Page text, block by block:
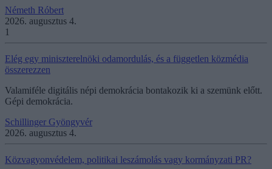
Németh Róbert
2026. augusztus 4.
1
Elég egy miniszterelnöki odamordulás, és a független közmédia
összerezzen
Valamiféle digitális népi demokrácia bontakozik ki a szemünk előtt.
Gépi demokrácia.
Schillinger Gyöngyvér
2026. augusztus 4.
Közvagyonvédelem, politikai leszámolás vagy kormányzati PR?